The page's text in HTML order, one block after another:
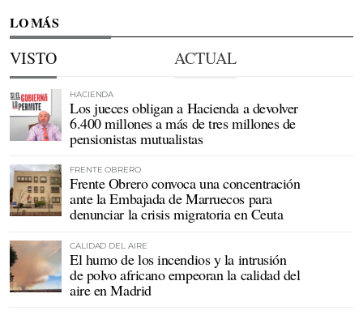
LO MÁS
VISTO ACTUAL
HACIENDA
Los jueces obligan a Hacienda a devolver
6.400 millones a más de tres millones de
pensionistas mutualistas
FRENTE OBRERO
Frente Obrero convoca una concentración
ante la Embajada de Marruecos para
denunciar la crisis migratoria en Ceuta
CALIDAD DEL AIRE
El humo de los incendios y la intrusión
de polvo africano empeoran la calidad del
aire en Madrid